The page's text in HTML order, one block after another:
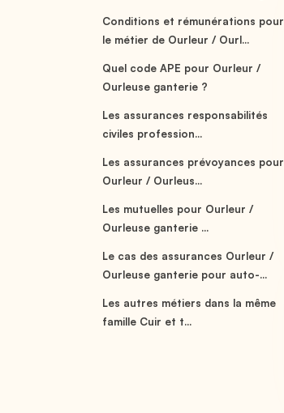
Conditions et rémunérations pour
le métier de Ourleur / Ourl...
Quel code APE pour Ourleur /
Ourleuse ganterie ?
Les assurances responsabilités
civiles profession...
Les assurances prévoyances pour
Ourleur / Ourleus...
Les mutuelles pour Ourleur /
Ourleuse ganterie ...
Le cas des assurances Ourleur /
Ourleuse ganterie pour auto-...
Les autres métiers dans la même
famille Cuir et t...